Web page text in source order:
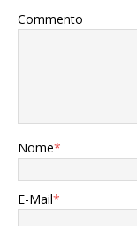
Commento
Nome*
E-Mail*